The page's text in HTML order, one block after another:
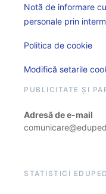
Notă de informare
personale prin
Politica de cookie
Modifică setarile
PUBLICITATE ȘI
Adresă de e-mail
STATISTICI